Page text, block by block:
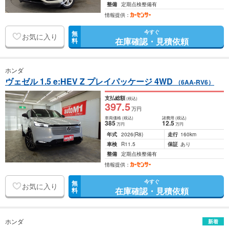
整備 定期点検整備有
情報提供：
お気に入り 無
料
今すぐ
在庫確認・見積依頼
ホンダ
ヴェゼル 1.5 e:HEV Z プレイパッケージ 4WD （6AA-RV6）
支払総額(税込)
397.5万円
車両価格(税込)
385万円
諸費用 (税込)
12.5 万円
年式 2026(R8) 走行 160km
車検
R11.5 保証 あり
整備 定期点検整備有
情報提供：
お気に入り 無
料
今すぐ
在庫確認・見積依頼
ホンダ 新着